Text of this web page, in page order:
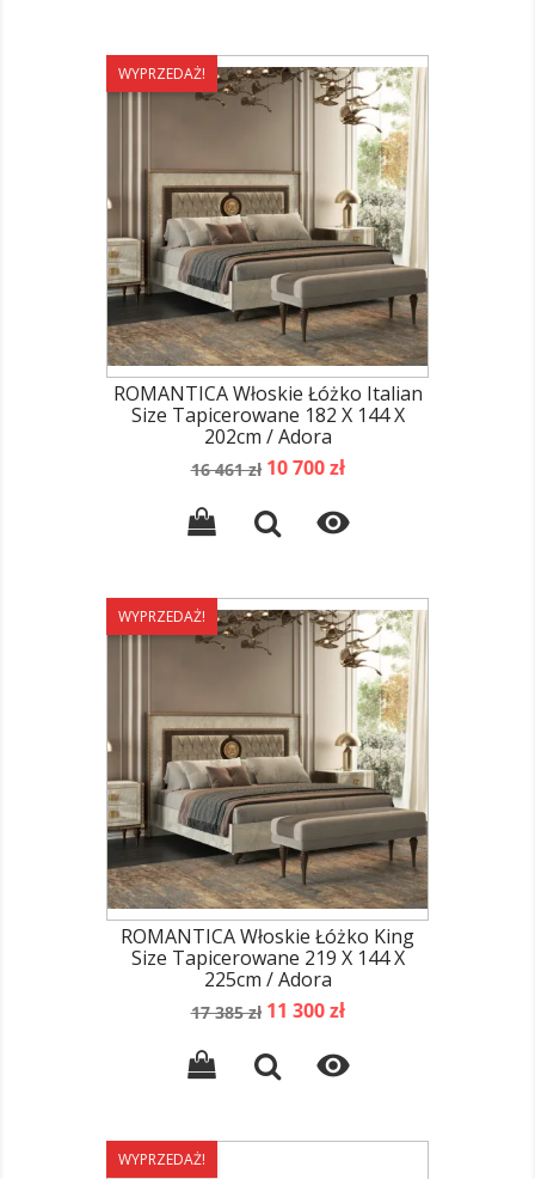
WYPRZEDAŻ!
ROMANTICA Włoskie Łóżko Italian
Size Tapicerowane 182 X 144 X
202cm / Adora
Cena
16 461 zł Cena
10 700 zł

WYPRZEDAŻ!
ROMANTICA Włoskie Łóżko King
Size Tapicerowane 219 X 144 X
225cm / Adora
Cena
17 385 zł Cena
11 300 zł

WYPRZEDAŻ!